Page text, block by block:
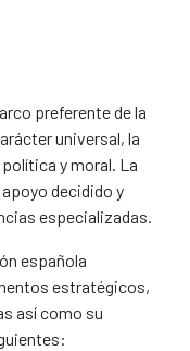
preferente de la
universal, la
y moral. La
decidido y
especializadas.
española
estratégicos,
así como su